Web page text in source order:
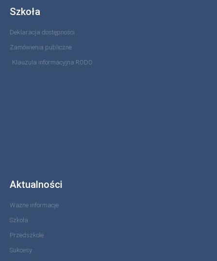
Szkoła
Deklaracja dostępności
Zamówienia publiczne
Klauzula informacyjna RODO
Aktualności
Ważne informacje
Szkoła
Przedszkole
Sukcesy